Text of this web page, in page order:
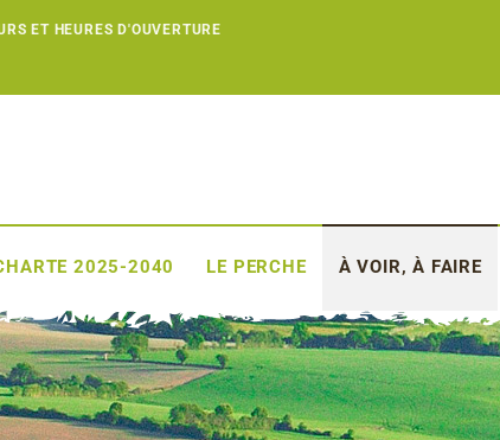
ET HEURES D'OUVERTURE
2025-2040 LE PERCHE À VOIR, À FAIRE